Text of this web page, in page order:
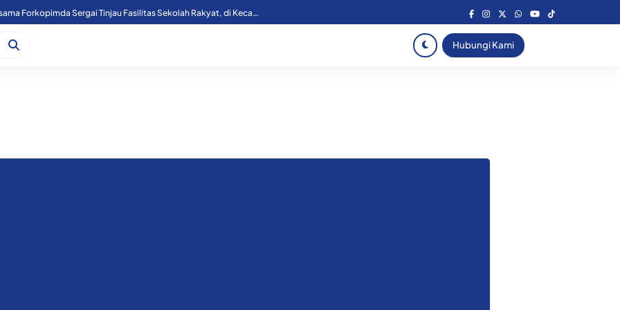
Kapoolres Sergai Bersama Forkopimda Sergai Tinjau Fasilitas Sekolah Rakyat, di Kecamatan Firdaus.
Hubungi Kami